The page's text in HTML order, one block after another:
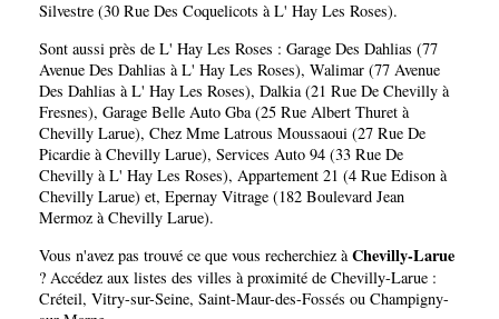
Silvestre (30 Rue Des Coquelicots à L' Hay Les Roses).
Sont aussi près de L' Hay Les Roses : Garage Des Dahlias (77
Avenue Des Dahlias à L' Hay Les Roses), Walimar (77 Avenue
Des Dahlias à L' Hay Les Roses), Dalkia (21 Rue De Chevilly à
Fresnes), Garage Belle Auto Gba (25 Rue Albert Thuret à
Chevilly Larue), Chez Mme Latrous Moussaoui (27 Rue De
Picardie à Chevilly Larue), Services Auto 94 (33 Rue De
Chevilly à L' Hay Les Roses), Appartement 21 (4 Rue Edison à
Chevilly Larue) et, Epernay Vitrage (182 Boulevard Jean
Mermoz à Chevilly Larue).
Vous n'avez pas trouvé ce que vous recherchiez àChevilly-Larue
? Accédez aux listes des villes à proximité de Chevilly-Larue :
Créteil, Vitry-sur-Seine, Saint-Maur-des-Fossés ou Champigny-